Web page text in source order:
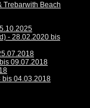
Trebarwith Beach
- 28.02.2020 bis
09.07.2018
bis 04.03.2018